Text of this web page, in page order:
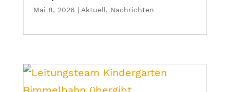
Mai 8, 2026 | Aktuell, Nachrichten